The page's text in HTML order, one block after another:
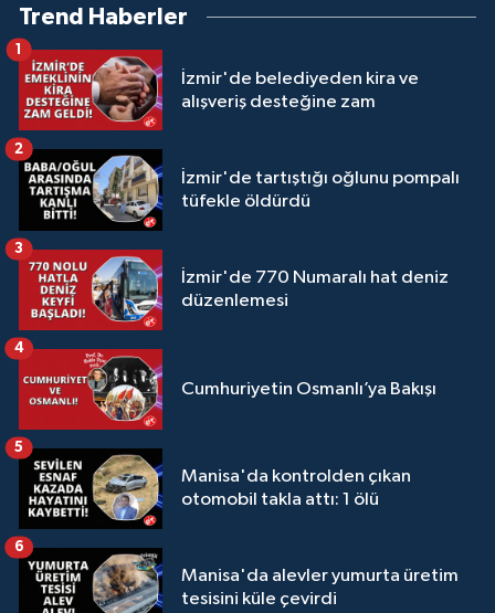
Trend Haberler
İzmir'de belediyeden kira ve
alışveriş desteğine zam
1
İzmir'de tartıştığı oğlunu pompalı
tüfekle öldürdü
2
İzmir'de 770 Numaralı hat deniz
düzenlemesi
3
Cumhuriyetin Osmanlı’ya Bakışı
4
Manisa'da kontrolden çıkan
otomobil takla attı: 1 ölü
5
Manisa'da alevler yumurta üretim
tesisini küle çevirdi
6